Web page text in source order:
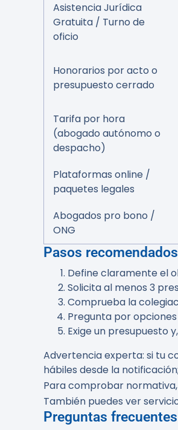
Asistencia Jurídica
Gratuita / Turno de
oficio
Honorarios por acto o
presupuesto cerrado
Tarifa por hora
(abogado autónomo o
despacho)
Plataformas online /
paquetes legales
Abogados pro bono /
ONG
Pasos
Define claramente el
Solicita al menos 3
Comprueba la
Pregunta por
Exige un presupuesto
Advertencia experta: si tu
hábiles desde la
Para comprobar
También puedes ver
Preguntas frecuentes